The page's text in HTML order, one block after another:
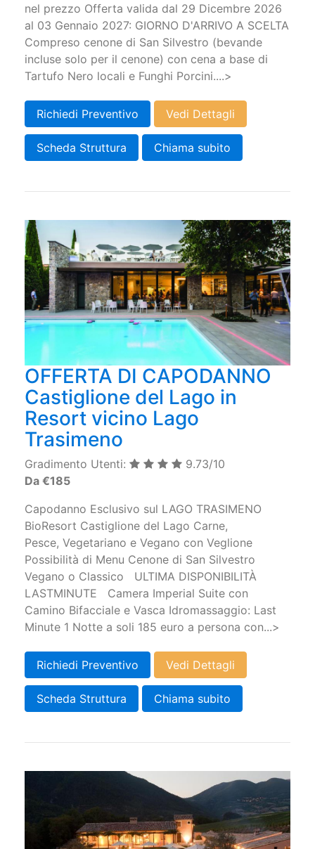
nel prezzo Offerta valida dal 29 Dicembre 2026
al 03 Gennaio 2027: GIORNO D'ARRIVO A SCELTA
Compreso cenone di San Silvestro (bevande
incluse solo per il cenone) con cena a base di
Tartufo Nero locali e Funghi Porcini....>
Richiedi Preventivo Vedi Dettagli
Scheda Struttura Chiama subito
OFFERTA DI CAPODANNO
Castiglione del Lago in
Resort vicino Lago
Trasimeno
Gradimento Utenti:
9.73/10
Da €185
Capodanno Esclusivo sul LAGO TRASIMENO
BioResort Castiglione del Lago Carne,
Pesce, Vegetariano e Vegano con Veglione
Possibilità di Menu Cenone di San Silvestro
Vegano o Classico ULTIMA DISPONIBILITÀ
LASTMINUTE Camera Imperial Suite con
Camino Bifacciale e Vasca Idromassaggio: Last
Minute 1 Notte a soli 185 euro a persona con...>
Richiedi Preventivo Vedi Dettagli
Scheda Struttura Chiama subito